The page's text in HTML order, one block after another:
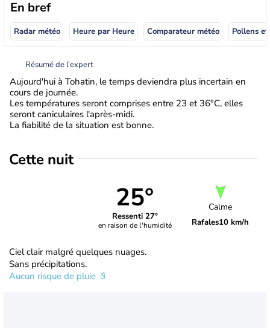
En bref
Radar météo Heure par Heure Comparateur météo Pollens
Résumé de l’expert
Aujourd'hui à Tohatin, le temps deviendra plus incertain en
cours de journée.
Les températures seront comprises entre 23 et 36°C, elles
seront caniculaires l'après-midi.
La fiabilité de la situation est bonne.
Cette nuit
25°
Ressenti 27°
en raison de l'humidité
Calme
Rafales10 km/h
Ciel clair malgré quelques nuages.
Sans précipitations.
Aucun risque de pluie